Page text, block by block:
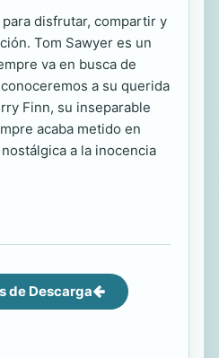
disfrutar, compartir y
Tom Sawyer es un
va en busca de
a su querida
Finn, su inseparable
acaba metido en
a la inocencia
de Descarga